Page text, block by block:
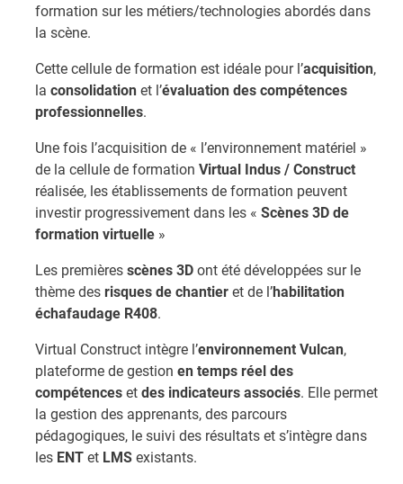
formation sur les métiers/technologies abordés dans
la scène.
Cette cellule de formation est idéale pour l’acquisition,
la consolidation et l’évaluation des compétences
professionnelles.
Une fois l’acquisition de « l’environnement matériel »
de la cellule de formation Virtual Indus / Construct
réalisée, les établissements de formation peuvent
investir progressivement dans les « Scènes 3D de
formation virtuelle »
Les premières scènes 3D ont été développées sur le
thème des risques de chantier et de l’habilitation
échafaudage R408.
Virtual Construct intègre l’environnement Vulcan,
plateforme de gestion en temps réel des
compétences et des indicateurs associés. Elle permet
la gestion des apprenants, des parcours
pédagogiques, le suivi des résultats et s’intègre dans
les ENT et LMS existants.